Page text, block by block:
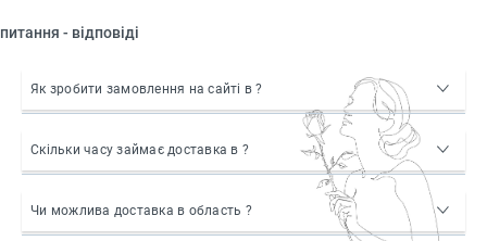
питання - відповіді
Як зробити замовлення на сайті в ?
Скільки часу займає доставка в ?
Чи можлива доставка в область ?